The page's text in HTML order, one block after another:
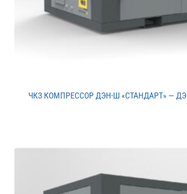
ЧКЗ КОМПРЕССОР ДЭН-Ш «СТАНДАРТ» —